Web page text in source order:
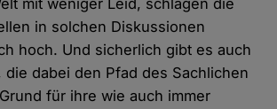
mit weniger Leid, schlagen die
in solchen Diskussionen
hoch. Und sicherlich gibt es auch
die dabei den Pfad des Sachlichen
für ihre wie auch immer